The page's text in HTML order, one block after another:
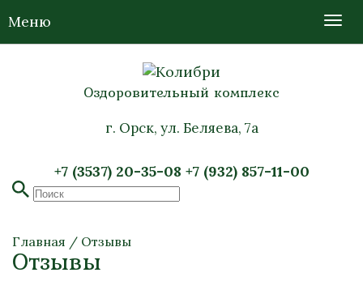
Оздоровительный комплекс
г. Орск, ул. Беляева, 7а
+7 (3537) 20-35-08 +7 (932) 857-11-00
Меню
Главная / Отзывы
Отзывы